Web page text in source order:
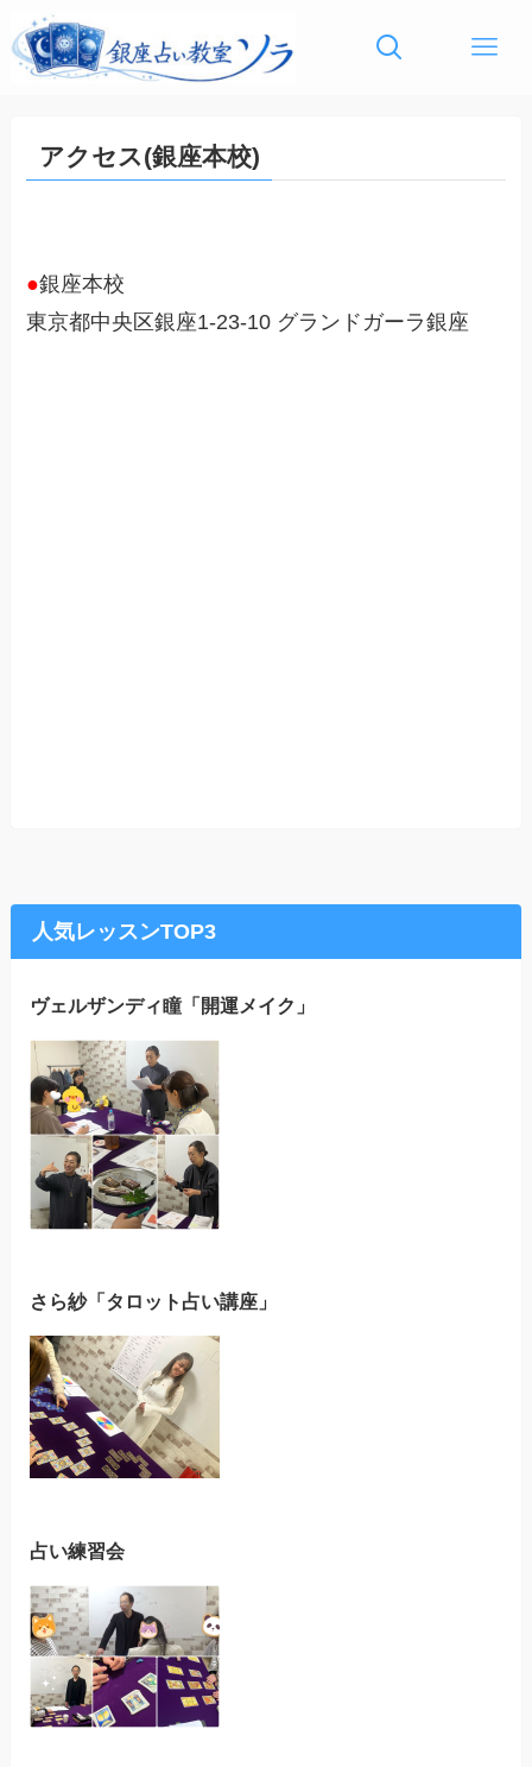
アクセス(銀座本校)
●銀座本校
東京都中央区銀座1-23-10 グランドガーラ銀座
人気レッスンTOP3
ヴェルザンディ瞳「開運メイク」
さら紗「タロット占い講座」
占い練習会